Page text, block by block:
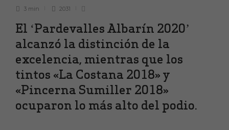
3 min 2031
El ‘Pardevalles Albarín 2020’
alcanzó la distinción de la
excelencia, mientras que los
tintos «La Costana 2018» y
«Pincerna Sumiller 2018»
ocuparon lo más alto del podio.